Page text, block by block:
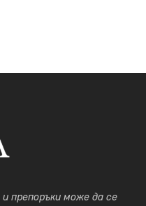
препоръки може да се